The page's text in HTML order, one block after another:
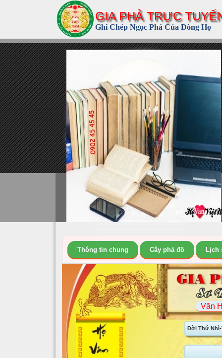
GIA PHẢ TRỰC
Ghi Chép Ngọc Phả Của Dòng Họ
Thông tin chung Cây phả đồ Lịch
Văn
Đời Thứ